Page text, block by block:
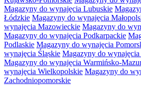
Magazyny do wynajęcia Lubuskie
Łódzkie Magazyny do wynajęcia
wynajęcia Mazowieckie Magazyny do
Magazyny do wynajęcia Podkarpackie
Podlaskie Magazyny do wynajęcia
wynajęcia Śląskie Magazyny do
Magazyny do wynajęcia Warmińsko-
wynajęcia Wielkopolskie Magazyny do
Zachodniopomorskie